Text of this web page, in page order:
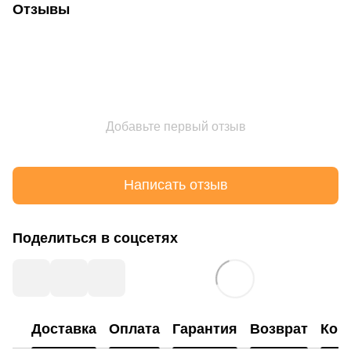
Отзывы
Добавьте первый отзыв
Написать отзыв
Поделиться в соцсетях
Доставка Оплата Гарантия Возврат